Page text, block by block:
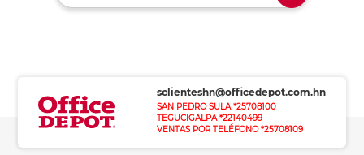
sclienteshn@officedepot.com.hn
SAN PEDRO SULA *25708100
TEGUCIGALPA *22140499
VENTAS POR TELÉFONO *25708109